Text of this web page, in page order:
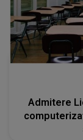
Admitere